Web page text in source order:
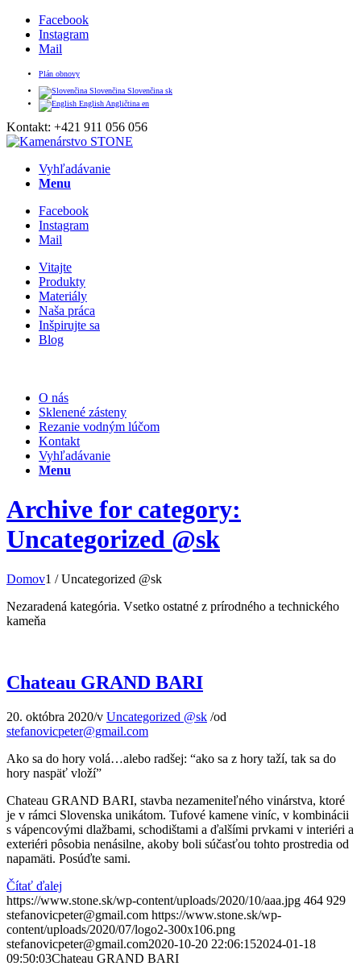
Facebook
Instagram
Mail
Plán obnovy
Slovenčina Slovenčina sk
English Angličtina en
Kontakt: +421 911 056 056
Vyhľadávanie
Menu
Facebook
Instagram
Mail
Vitajte
Produkty
Materiály
Naša práca
Inšpirujte sa
Blog
O nás
Sklenené zásteny
Rezanie vodným lúčom
Kontakt
Vyhľadávanie
Menu
Archive for category:
Uncategorized @sk
Domov1 / Uncategorized @sk
Nezaradená kategória. Vsetko ostatné z prírodného a technického
kameňa
Chateau GRAND BARI
20. októbra 2020/v Uncategorized @sk /od
stefanovicpeter@gmail.com
Ako sa do hory volá…alebo radšej: “ako sa z hory taží, tak sa do
hory naspäť vloží”
Chateau GRAND BARI, stavba nezameniteľného vinárstva, ktoré
je v rámci Slovenska unikátom. Tufové kamene viníc, v kombinácii
s vápencovými dlažbami, schodištami a ďalšími prvkami v interiéri a
exteriéri pôsobia nenásilne, akoby boli súčasťou tohto prostredia od
napamäti. Posúďte sami.
Čítať ďalej
https://www.stone.sk/wp-content/uploads/2020/10/aaa.jpg 464 929
stefanovicpeter@gmail.com https://www.stone.sk/wp-
content/uploads/2020/07/logo2-300x106.png
stefanovicpeter@gmail.com2020-10-20 22:06:152024-01-18
09:50:03Chateau GRAND BARI